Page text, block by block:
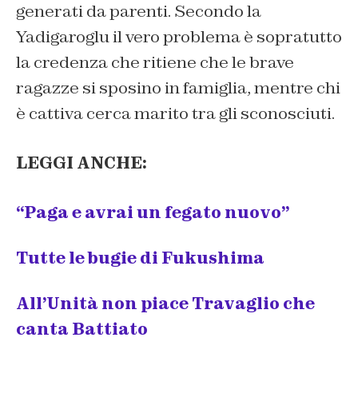
generati da parenti. Secondo la
Yadigaroglu il vero problema è sopratutto
la credenza che ritiene che le brave
ragazze si sposino in famiglia, mentre chi
è cattiva cerca marito tra gli sconosciuti.
LEGGI ANCHE:
“Paga e avrai un fegato nuovo”
Tutte le bugie di Fukushima
All’Unità non piace Travaglio che
canta Battiato